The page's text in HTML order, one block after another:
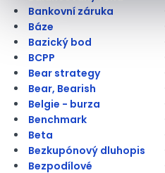
Bankovní záruka
Báze
Bazický bod
BCPP
Bear strategy
Bear, Bearish
Belgie - burza
Benchmark
Beta
Bezkupónový dluhopis
Bezpodílové